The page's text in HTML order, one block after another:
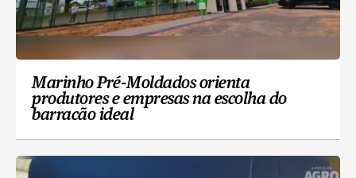
Marinho Pré-Moldados orienta
produtores e empresas na escolha do
barracão ideal